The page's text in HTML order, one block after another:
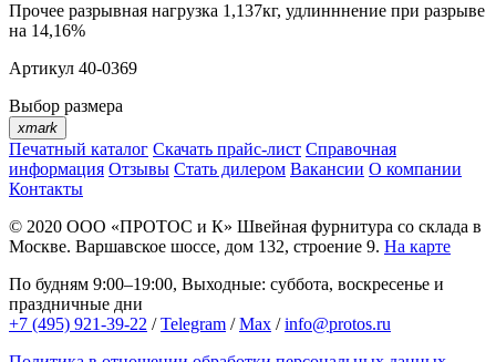
Прочее разрывная нагрузка 1,137кг, удлинннение при разрыве
на 14,16%
Артикул 40-0369
Выбор размера
xmark
Печатный каталог Скачать прайс-лист Справочная
информация Отзывы Стать дилером Вакансии О компании
Контакты
© 2020 ООО «ПРОТОС и К» Швейная фурнитура со склада в
Москве. Варшавское шоссе, дом 132, строение 9. На карте
По будням 9:00–19:00, Выходные: суббота, воскресенье и
праздничные дни
+7 (495) 921-39-22 /Telegram /Max /info@protos.ru